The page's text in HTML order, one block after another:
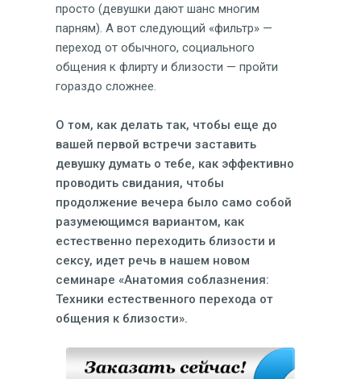
просто (девушки дают шанс многим
парням). А вот следующий «фильтр» —
переход от обычного, социального
общения к флирту и близости — пройти
гораздо сложнее.
О том, как делать так, чтобы еще до
вашей первой встречи заставить
девушку думать о тебе, как эффективно
проводить свидания, чтобы
продолжение вечера было само собой
разумеющимся вариантом, как
естественно переходить близости и
сексу, идет речь в нашем новом
семинаре «Анатомия соблазнения:
Техники естественного перехода от
общения к близости».